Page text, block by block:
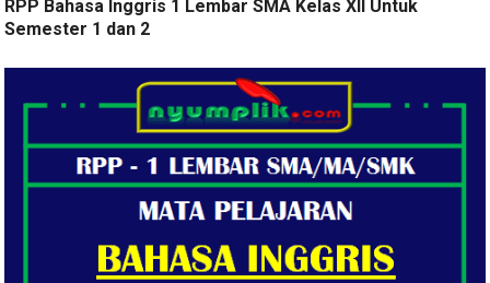
RPP Bahasa Inggris 1 Lembar SMA Kelas XII Untuk
Semester 1 dan 2